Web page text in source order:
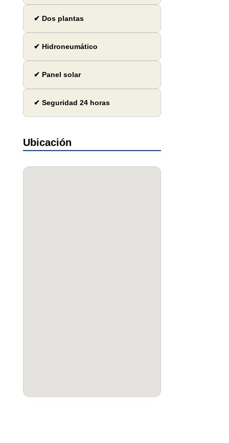
✔ Dos plantas
✔ Hidroneumático
✔ Panel solar
✔ Seguridad 24 horas
Ubicación